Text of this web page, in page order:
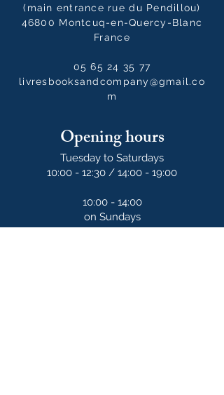
(main entrance rue du Pendillou)
46800 Montcuq-en-Quercy-Blanc
France
05 65 24 35 77
livresbooksandcompany@gmail.co
m
Opening hours
Tuesday to Saturdays
10:00 - 12:30 / 14:00 - 19:00
10:00 - 14:00
on Sundays